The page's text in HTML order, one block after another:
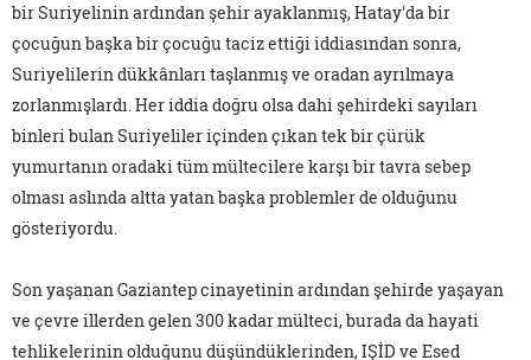
bir Suriyelinin ardından şehir ayaklanmış, Hatay'da bir
çocuğun başka bir çocuğu taciz ettiği iddiasından sonra,
Suriyelilerin dükkânları taşlanmış ve oradan ayrılmaya
zorlanmışlardı. Her iddia doğru olsa dahi şehirdeki sayıları
binleri bulan Suriyeliler içinden çıkan tek bir çürük
yumurtanın oradaki tüm mültecilere karşı bir tavra sebep
olması aslında altta yatan başka problemler de olduğunu
gösteriyordu.
Son yaşanan Gaziantep cinayetinin ardından şehirde yaşayan
ve çevre illerden gelen 300 kadar mülteci, burada da hayati
tehlikelerinin olduğunu düşündüklerinden, IŞİD ve Esed